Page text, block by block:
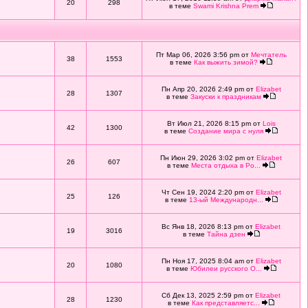
20 298
в теме Swami Krishna Prem
38 1553
Пт Мар 06, 2026 3:56 pm от Мечтатель
в теме Как выжить зимой?
28 1307
Пн Апр 20, 2026 2:49 pm от Elizabet
в теме Закуски к праздникам
42 1300
Вт Июл 21, 2026 8:15 pm от Lois
в теме Создание мира с нуля
26 607
Пн Июн 29, 2026 3:02 pm от Elizabet
в теме Места отдыха в Ро...
25 126
Чт Сен 19, 2024 2:20 pm от Elizabet
в теме 13-ый Международн...
19 3016
Вс Янв 18, 2026 8:13 pm от Elizabet
в теме Тайна дзен
20 1080
Пн Ноя 17, 2025 8:04 am от Elizabet
в теме Юбилеи русского О...
28 1230
Сб Дек 13, 2025 2:59 pm от Elizabet
в теме Как представляетс...